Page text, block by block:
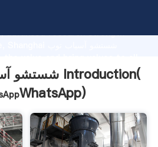
advanced research strength
شستشو آسیاب توپ کلینکر Introduction(
WhatsApp)